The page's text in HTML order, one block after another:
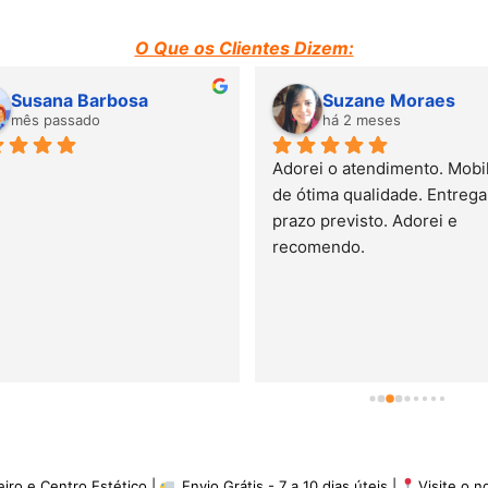
O Que os Clientes Dizem:
Susana Barbosa
mês passado
Suzane Moraes
há 2 meses
Adorei o atendimento.
de ótima qualidade.
prazo previsto. Adorei e
recomendo.